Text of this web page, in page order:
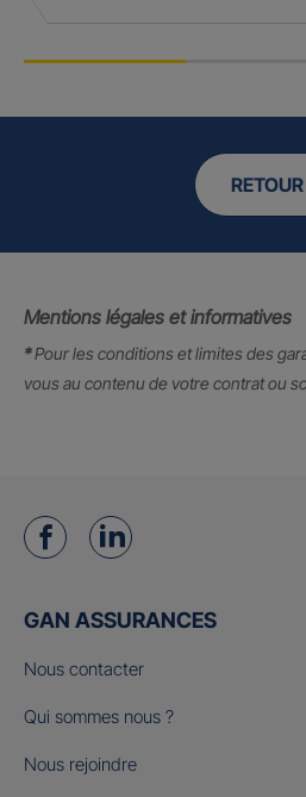
RETOUR
Mentions légales et informatives
*Pour les conditions et limites des
vous au contenu de votre contrat ou
GAN ASSURANCES
Nous contacter
Qui sommes nous ?
Nous rejoindre